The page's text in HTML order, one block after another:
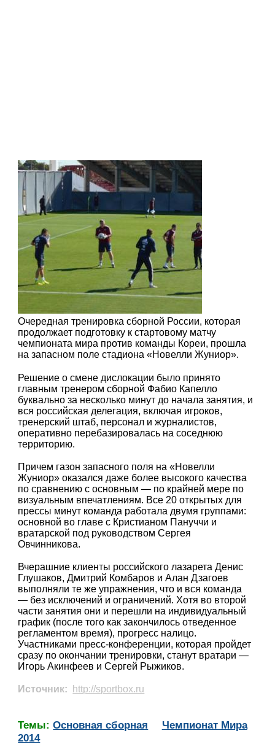
Очередная тренировка сборной России, которая
продолжает подготовку к стартовому матчу
чемпионата мира против команды Кореи, прошла
на запасном поле стадиона «Новелли Жуниор».
Решение о смене дислокации было принято
главным тренером сборной Фабио Капелло
буквально за несколько минут до начала занятия, и
вся российская делегация, включая игроков,
тренерский штаб, персонал и журналистов,
оперативно перебазировалась на соседнюю
территорию.
Причем газон запасного поля на «Новелли
Жуниор» оказался даже более высокого качества
по сравнению с основным — по крайней мере по
визуальным впечатлениям. Все 20 открытых для
прессы минут команда работала двумя группами:
основной во главе с Кристианом Пануччи и
вратарской под руководством Сергея
Овчинникова.
Вчерашние клиенты российского лазарета Денис
Глушаков, Дмитрий Комбаров и Алан Дзагоев
выполняли те же упражнения, что и вся команда
— без исключений и ограничений. Хотя во второй
части занятия они и перешли на индивидуальный
график (после того как закончилось отведенное
регламентом время), прогресс налицо.
Участниками пресс-конференции, которая пройдет
сразу по окончании тренировки, станут вратари —
Игорь Акинфеев и Сергей Рыжиков.
Источник: http://sportbox.ru
Темы:Основная сборная
Чемпионат Мира
2014